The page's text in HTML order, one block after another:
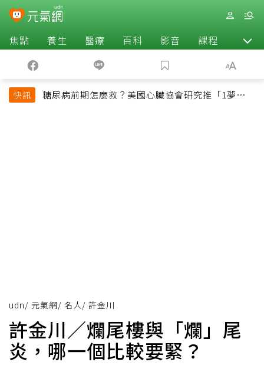
焦點 養生 醫療 百科 影音 課程 退休
快訊
糖尿病前期怎麼救？美國心臟協會研究推「1夢幻水
udn/ 元氣網/ 名人/ 許金川
許金川／爛尾樓與「爛」尾
炎，哪一個比較要緊？